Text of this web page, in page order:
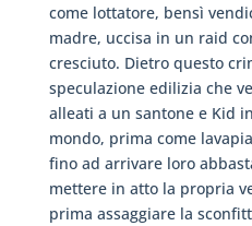
come lottatore, bensì
madre, uccisa in un raid
cresciuto. Dietro questo
speculazione edilizia che
alleati a un santone e Kid
mondo, prima come
fino ad arrivare loro
mettere in atto la propria
prima assaggiare la